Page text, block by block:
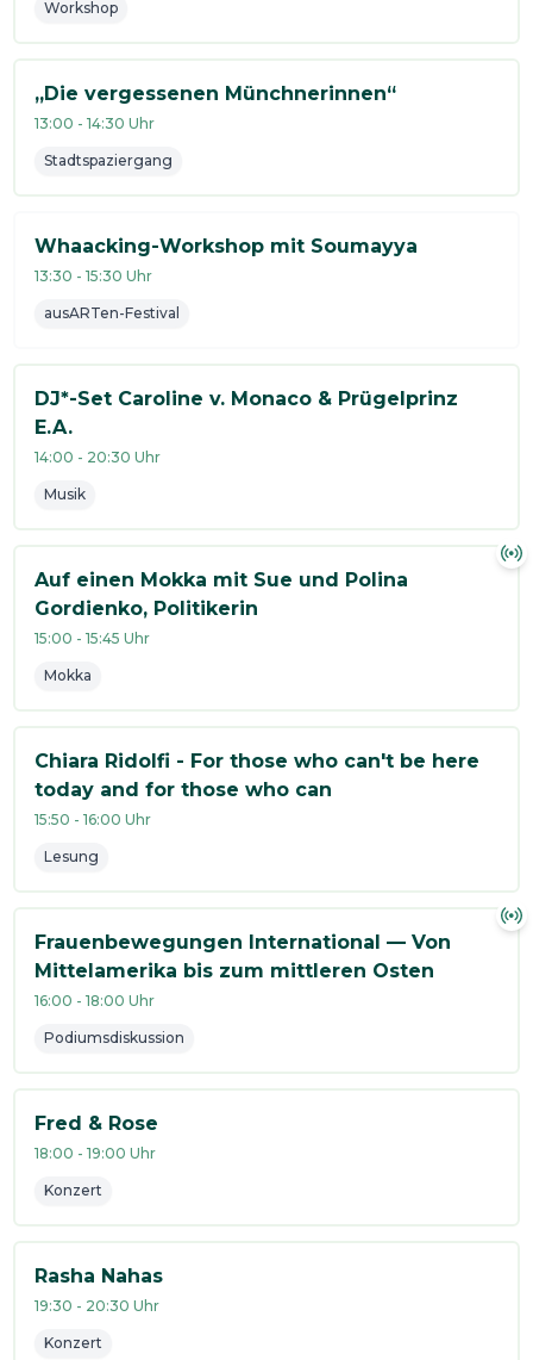
Workshop
„Die vergessenen Münchnerinnen“
13:00 -14:30 Uhr
Stadtspaziergang
Whaacking-Workshop mit Soumayya
13:30 -15:30 Uhr
ausARTen-Festival
DJ*-Set Caroline v. Monaco & Prügelprinz
E.A.
14:00 - 20:30 Uhr
Musik
Auf einen Mokka mit Sue und Polina
Gordienko, Politikerin
15:00 -15:45 Uhr
Mokka
Chiara Ridolfi - For those who can't be here
today and for those who can
15:50 -16:00 Uhr
Lesung
Frauenbewegungen International — Von
Mittelamerika bis zum mittleren Osten
16:00 -18:00 Uhr
Podiumsdiskussion
Fred & Rose
18:00 -19:00 Uhr
Konzert
Rasha Nahas
19:30 - 20:30 Uhr
Konzert